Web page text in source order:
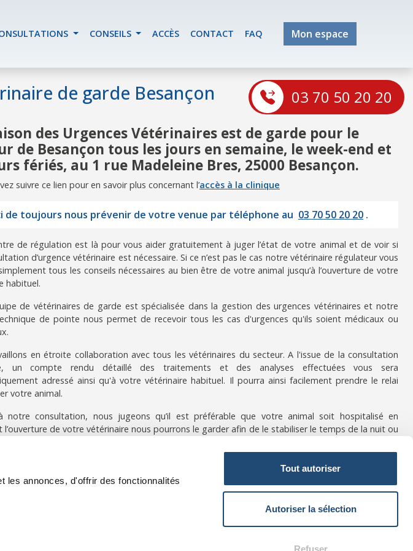
les annonces, d'offrir des fonctionnalités
Tout autoriser
Autoriser la sélection
Refuser
CONSEILS ACCÈS CONTACT FAQ Mon espace
03 70 50 20 20
de garde Besançon
des Urgences Vétérinaires est de garde pour le
de Besançon tous les jours en semaine, le week-end et
fériés, au 1 rue Madeleine Bres, 25000 Besançon.
suivre ce lien pour en savoir plus concernant l’accès à la clinique
de toujours nous prévenir de votre venue par téléphone au 03 70 50 20 20 .
de régulation est là pour vous aider gratuitement à juger l’état de votre animal et de voir si
d’urgence vétérinaire est nécessaire. Si ce n’est pas le cas notre vétérinaire régulateur vous
tous les conseils nécessaires au bien être de votre animal jusqu’à l’ouverture de votre
habituel.
de vétérinaires de garde est spécialisée dans la gestion des urgences vétérinaires et notre
de pointe nous permet de recevoir tous les cas d'urgences qu'ils soient médicaux ou
en étroite collaboration avec tous les vétérinaires du secteur. A l'issue de la consultation
un compte rendu détaillé des traitements et des analyses effectuées vous sera
adressé ainsi qu'à votre vétérinaire habituel. Il pourra ainsi facilement prendre le relai
votre animal.
notre consultation, nous jugeons qu’il est préférable que votre animal soit hospitalisé en
de votre vétérinaire nous pourrons le garder afin de le stabiliser le temps de la nuit ou
les tarifs vétérinaires d'urgence
nos liens dédiés.